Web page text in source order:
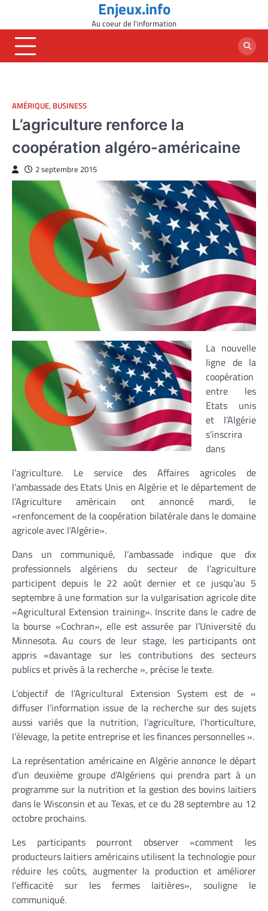
content
Enjeux.info
Au coeur de l'information
AMÉRIQUE, BUSINESS
L’agriculture renforce la
coopération algéro-américaine
2 septembre 2015
La nouvelle
ligne de la
coopération
entre les
Etats unis
et l’Algérie
s’inscrira
dans
l’agriculture. Le service des Affaires agricoles de
l’ambassade des Etats Unis en Algérie et le département de
l’Agriculture américain ont annoncé mardi, le
«renfoncement de la coopération bilatérale dans le domaine
agricole avec l’Algérie».
Dans un communiqué, l’ambassade indique que dix
professionnels algériens du secteur de l’agriculture
participent depuis le 22 août dernier et ce jusqu’au 5
septembre à une formation sur la vulgarisation agricole dite
«Agricultural Extension training». Inscrite dans le cadre de
la bourse «Cochran», elle est assurée par l’Université du
Minnesota. Au cours de leur stage, les participants ont
appris «davantage sur les contributions des secteurs
publics et privés à la recherche », précise le texte.
L’objectif de l’Agricultural Extension System est de «
diffuser l’information issue de la recherche sur des sujets
aussi variés que la nutrition, l’agriculture, l’horticulture,
l’élevage, la petite entreprise et les finances personnelles ».
La représentation américaine en Algérie annonce le départ
d’un deuxième groupe d’Algériens qui prendra part à un
programme sur la nutrition et la gestion des bovins laitiers
dans le Wisconsin et au Texas, et ce du 28 septembre au 12
octobre prochains.
Les participants pourront observer «comment les
producteurs laitiers américains utilisent la technologie pour
réduire les coûts, augmenter la production et améliorer
l’efficacité sur les fermes laitières», souligne le
communiqué.